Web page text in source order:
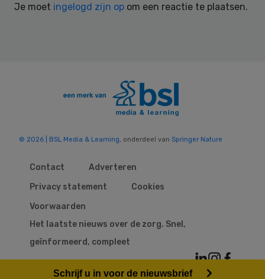
Je moet ingelogd zijn op om een reactie te plaatsen.
© 2026 | BSL Media & Learning, onderdeel van Springer Nature
Contact
Adverteren
Privacy statement
Cookies
Voorwaarden
Het laatste nieuws over de zorg. Snel,
geïnformeerd, compleet
Schrijf u in voor de nieuwsbrief